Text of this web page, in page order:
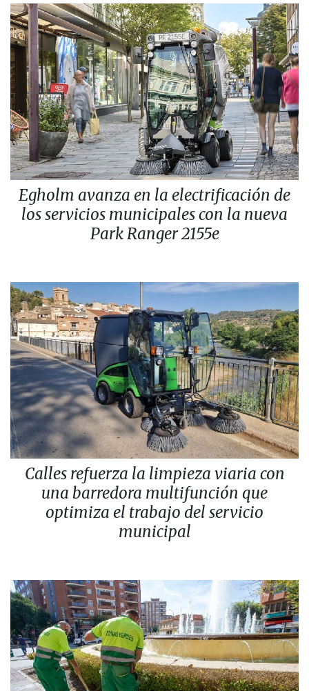
Egholm avanza en la electrificación de
los servicios municipales con la nueva
Park Ranger 2155e
Calles refuerza la limpieza viaria con
una barredora multifunción que
optimiza el trabajo del servicio
municipal